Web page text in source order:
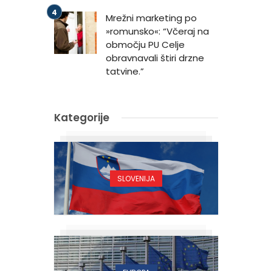
Mrežni marketing po
»romunsko«: “Včeraj na
območju PU Celje
obravnavali štiri drzne
tatvine.”
Kategorije
SLOVENIJA